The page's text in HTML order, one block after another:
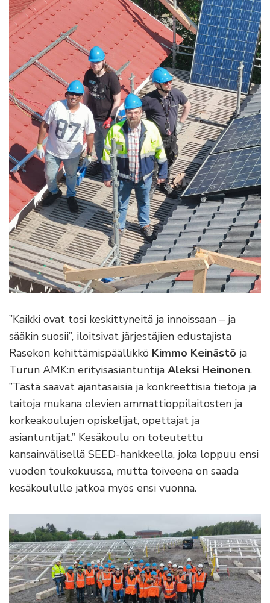
”Kaikki ovat tosi keskittyneitä ja innoissaan – ja
sääkin suosii”, iloitsivat järjestäjien edustajista
Rasekon kehittämispäällikkö Kimmo Keinästö ja
Turun AMK:n erityisasiantuntija Aleksi Heinonen.
”Tästä saavat ajantasaisia ja konkreettisia tietoja ja
taitoja mukana olevien ammattioppilaitosten ja
korkeakoulujen opiskelijat, opettajat ja
asiantuntijat.” Kesäkoulu on toteutettu
kansainvälisellä SEED-hankkeella, joka loppuu ensi
vuoden toukokuussa, mutta toiveena on saada
kesäkoululle jatkoa myös ensi vuonna.